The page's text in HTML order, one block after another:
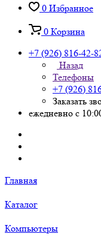
0 Избранное
0 Корзина
+7 (926) 816-42-
Назад
Телефоны
+7 (926)
Заказать
ежедневно с
Главная
Каталог
Компьютеры